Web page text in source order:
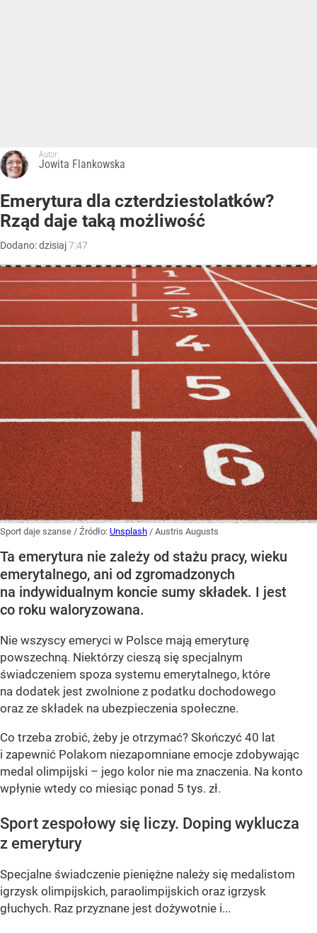
Autor:
Jowita Flankowska
Emerytura dla czterdziestolatków?
Rząd daje taką możliwość
Dodano:dzisiaj7:47
Sport daje szanse / Źródło: Unsplash / Austris Augusts
Ta emerytura nie zależy od stażu pracy, wieku
emerytalnego, ani od zgromadzonych
na indywidualnym koncie sumy składek. I jest
co roku waloryzowana.
Nie wszyscy emeryci w Polsce mają emeryturę
powszechną. Niektórzy cieszą się specjalnym
świadczeniem spoza systemu emerytalnego, które
na dodatek jest zwolnione z podatku dochodowego
oraz ze składek na ubezpieczenia społeczne.
Co trzeba zrobić, żeby je otrzymać? Skończyć 40 lat
i zapewnić Polakom niezapomniane emocje zdobywając
medal olimpijski – jego kolor nie ma znaczenia. Na konto
wpłynie wtedy co miesiąc ponad 5 tys. zł.
Sport zespołowy się liczy. Doping wyklucza
z emerytury
Specjalne świadczenie pieniężne należy się medalistom
igrzysk olimpijskich, paraolimpijskich oraz igrzysk
głuchych. Raz przyznane jest dożywotnie i...